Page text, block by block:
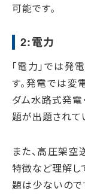
可能です。
2:電力
「電力」では発
す。発電では変
ダム水路式発電
題が出題されて
また、高圧架
特徴など理解し
題は少ないので